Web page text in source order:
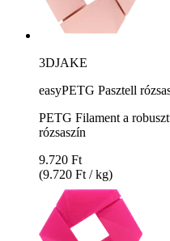
3DJAKE
easyPETG Pasztell
PETG Filament a
rózsaszín
9.720 Ft
(9.720 Ft / kg)